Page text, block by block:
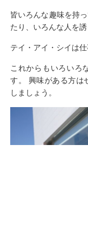
皆いろんな趣味を持
たり、いろんな人を
テイ・アイ・シイは
これからもいろいろ
す。 興味がある方は
しましょう。